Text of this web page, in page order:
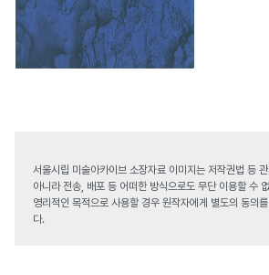
서울시립 미술아카이브 소장자료 이미지는 저작권법 등
아니라 전송, 배포 등 어떠한 방식으로도 무단 이용할 수 없
영리적인 목적으로 사용할 경우 원작자에게 별도의 동의
다.